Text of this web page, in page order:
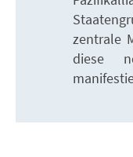
zentrale
diese